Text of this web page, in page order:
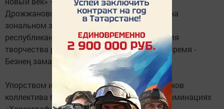
Дрожжановского района приняла участие на
зональном этапе VIII ежегодного открытого
республиканского телевизионного фестиваля
творчества работающей молодежи «Наше время -
Безнең заман» в г.Казань.
Упорством и творческим талантом участников
коллектива были подготовлены номера в номинациях